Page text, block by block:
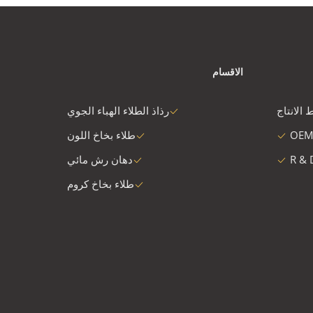
الاقسام
رذاذ الطلاء الهباء الجوي
طلاء بخاخ اللون
دهان رش مائي
طلاء بخاخ كروم
الانتاج
R &